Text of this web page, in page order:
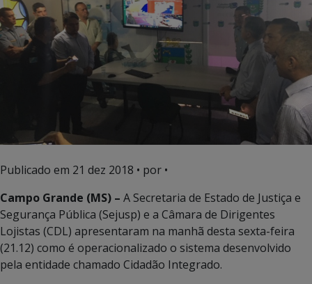
Publicado em 21 dez 2018 • por •
Campo Grande (MS) – A Secretaria de Estado de Justiça e
Segurança Pública (Sejusp) e a Câmara de Dirigentes
Lojistas (CDL) apresentaram na manhã desta sexta-feira
(21.12) como é operacionalizado o sistema desenvolvido
pela entidade chamado Cidadão Integrado.